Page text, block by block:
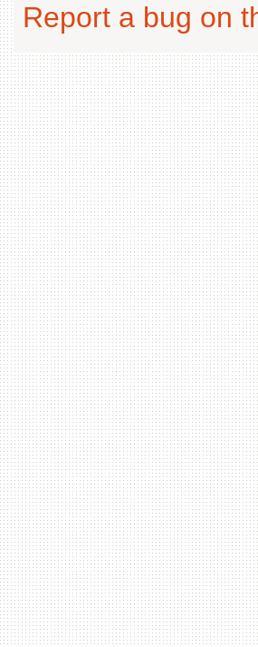
Report a bug on